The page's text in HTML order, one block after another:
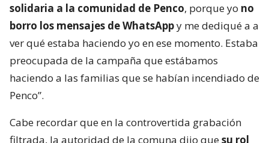
solidaria a la comunidad de Penco, porque yo no
borro los mensajes de WhatsAppy me dediqué a a
ver qué estaba haciendo yo en ese momento. Estaba
preocupada de la campaña que estábamos
haciendo a las familias que se habían incendiado de
Penco”.
Cabe recordar que en la controvertida grabación
filtrada, la autoridad de la comuna dijo quesu rol